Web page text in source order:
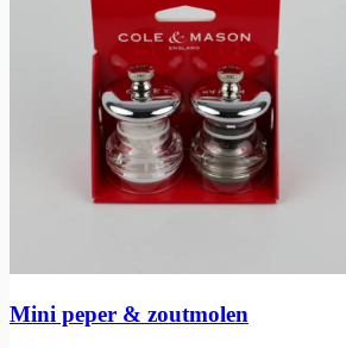
Mini peper & zoutmolen